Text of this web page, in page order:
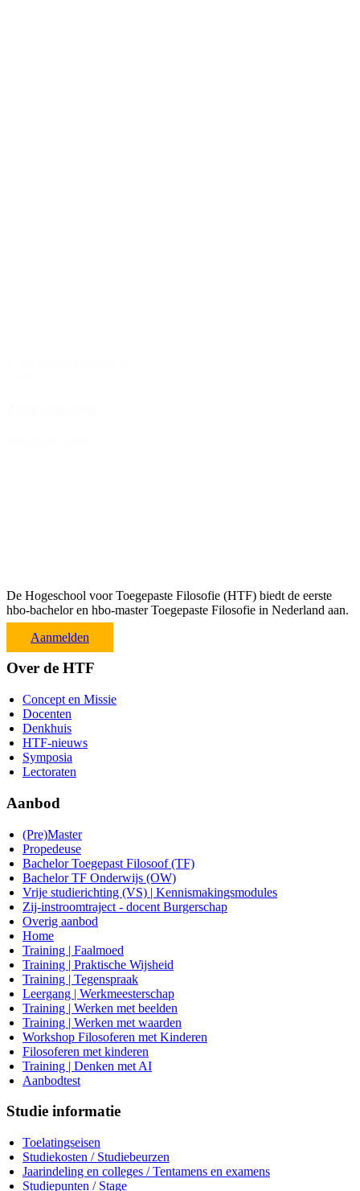
De Hogeschool voor Toegepaste Filosofie (HTF) biedt de eerste
hbo-bachelor en hbo-master Toegepaste Filosofie in Nederland aan.
Aanmelden
Over de HTF
Concept en Missie
Docenten
Denkhuis
HTF-nieuws
Symposia
Lectoraten
Aanbod
(Pre)Master
Propedeuse
Bachelor Toegepast Filosoof (TF)
Bachelor TF Onderwijs (OW)
Vrije studierichting (VS) | Kennismakingsmodules
Zij-instroomtraject - docent Burgerschap
Overig aanbod
Home
Training | Faalmoed
Training | Praktische Wijsheid
Training | Tegenspraak
Leergang | Werkmeesterschap
Training | Werken met beelden
Training | Werken met waarden
Workshop Filosoferen met Kinderen
Filosoferen met kinderen
Training | Denken met AI
Aanbodtest
Studie informatie
Toelatingseisen
Studiekosten / Studiebeurzen
Jaarindeling en colleges / Tentamens en examens
Studiepunten / Stage